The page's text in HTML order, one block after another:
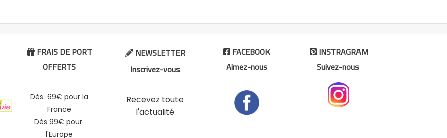
 FRAIS DE PORT
OFFERTS
Dès 69€ pour la
France
Dès 99€ pour
l'Europe
NEWSLETTER
Inscrivez-vous
Recevez toute
l'actualité
 FACEBOOK
Aimez-nous
INSTRAGRAM
Suivez-nous